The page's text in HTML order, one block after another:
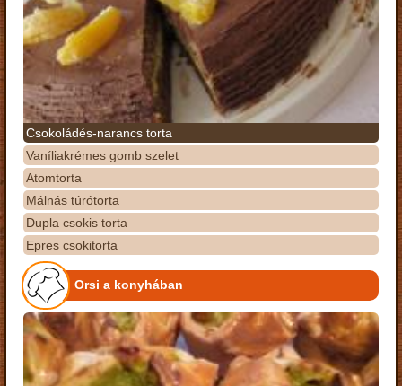
Csokoládés-narancs torta
Vaníliakrémes gomb szelet
Atomtorta
Málnás túrótorta
Dupla csokis torta
Epres csokitorta
Orsi a konyhában